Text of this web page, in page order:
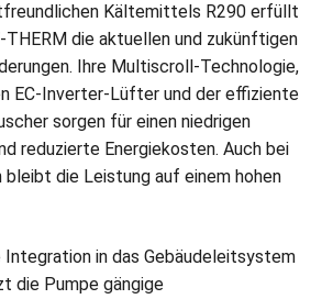
Kältemittels R290 erfüllt
THERM die aktuellen und zukünftigen
Ihre Multiscroll-Technologie,
EC-Inverter-Lüfter und der effiziente
sorgen für einen niedrigen
reduzierte Energiekosten. Auch bei
die Leistung auf einem hohen
Integration in das Gebäudeleitsystem
die Pumpe gängige